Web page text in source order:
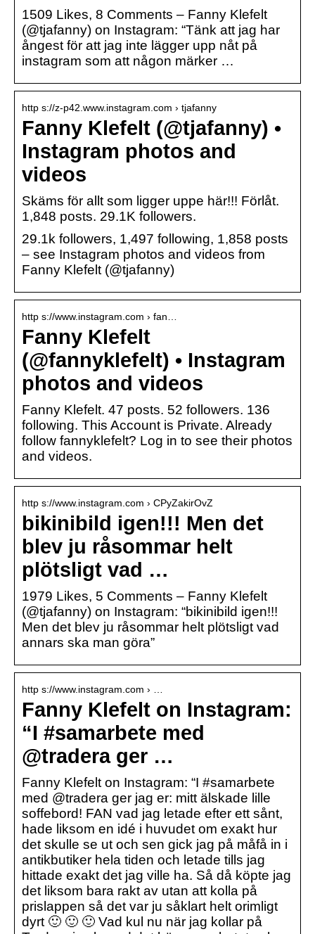
1509 Likes, 8 Comments – Fanny Klefelt
(@tjafanny) on Instagram: “Tänk att jag har
ångest för att jag inte lägger upp nåt på
instagram som att någon märker …
http s://z-p42.www.instagram.com › tjafanny
Fanny Klefelt (@tjafanny) •
Instagram photos and
videos
Skäms för allt som ligger uppe här!!! Förlåt.
1,848 posts. 29.1K followers.
29.1k followers, 1,497 following, 1,858 posts
– see Instagram photos and videos from
Fanny Klefelt (@tjafanny)
http s://www.instagram.com › fan…
Fanny Klefelt
(@fannyklefelt) • Instagram
photos and videos
Fanny Klefelt. 47 posts. 52 followers. 136
following. This Account is Private. Already
follow fannyklefelt? Log in to see their photos
and videos.
http s://www.instagram.com › CPyZakirOvZ
bikinibild igen!!! Men det
blev ju råsommar helt
plötsligt vad …
1979 Likes, 5 Comments – Fanny Klefelt
(@tjafanny) on Instagram: “bikinibild igen!!!
Men det blev ju råsommar helt plötsligt vad
annars ska man göra”
http s://www.instagram.com › …
Fanny Klefelt on Instagram:
“I #samarbete med
@tradera ger …
Fanny Klefelt on Instagram: “I #samarbete
med @tradera ger jag er: mitt älskade lille
soffebord! FAN vad jag letade efter ett sånt,
hade liksom en idé i huvudet om exakt hur
det skulle se ut och sen gick jag på måfå in i
antikbutiker hela tiden och letade tills jag
hittade exakt det jag ville ha. Så då köpte jag
det liksom bara rakt av utan att kolla på
prislappen så det var ju såklart helt orimligt
dyrt 🙂 🙂 🙂 Vad kul nu när jag kollar på